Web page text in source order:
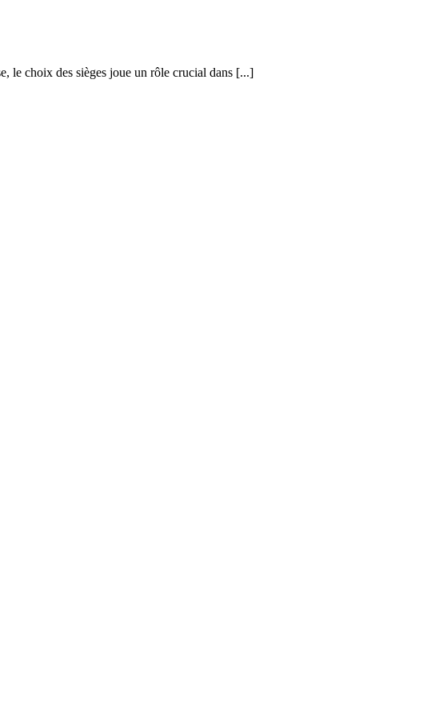
le choix des sièges joue un rôle crucial dans [...]